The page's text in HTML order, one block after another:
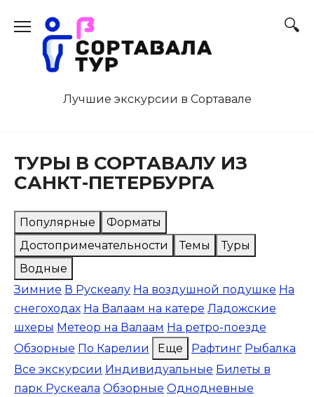
содержанию
Лучшие экскурсии в Сортавале
ТУРЫ В СОРТАВАЛУ ИЗ
САНКТ-ПЕТЕРБУРГА
Популярные
Форматы
Достопримечательности
Темы
Туры
Водные
Зимние В Рускеалу На воздушной подушке На
снегоходах На Валаам на катере Ладожские
шхеры Метеор на Валаам На ретро-поезде
Обзорные По Карелии Еще Рафтинг Рыбалка
Все экскурсии Индивидуальные Билеты в
парк Рускеала Обзорные Однодневные